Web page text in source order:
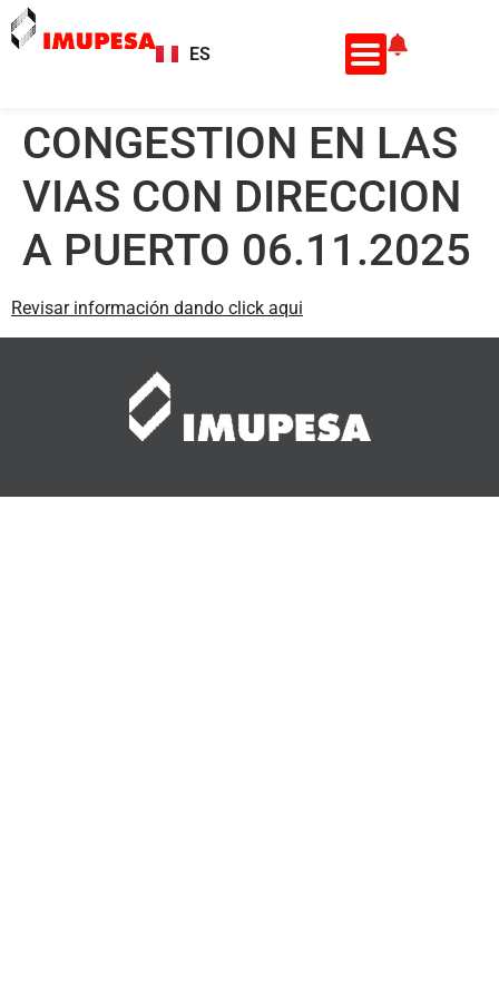
ES
EN
CONGESTION EN LAS
VIAS CON DIRECCION
A PUERTO 06.11.2025
Revisar información dando click aqui